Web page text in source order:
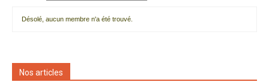
amis
Désolé, aucun membre n'a été trouvé.
Nos articles